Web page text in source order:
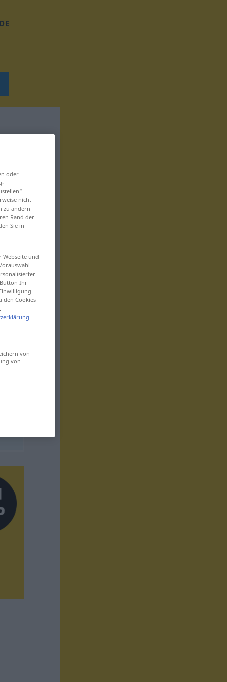
oder
nicht
zu ändern
Rand der
Sie in
und
Ihr
den Cookies
.
von
von